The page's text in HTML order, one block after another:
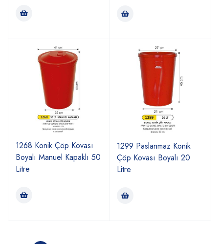
1268 Konik Çöp Kovası
Boyalı Manuel Kapaklı 50
Litre
1299 Paslanmaz Konik
Çöp Kovası Boyalı 20
Litre